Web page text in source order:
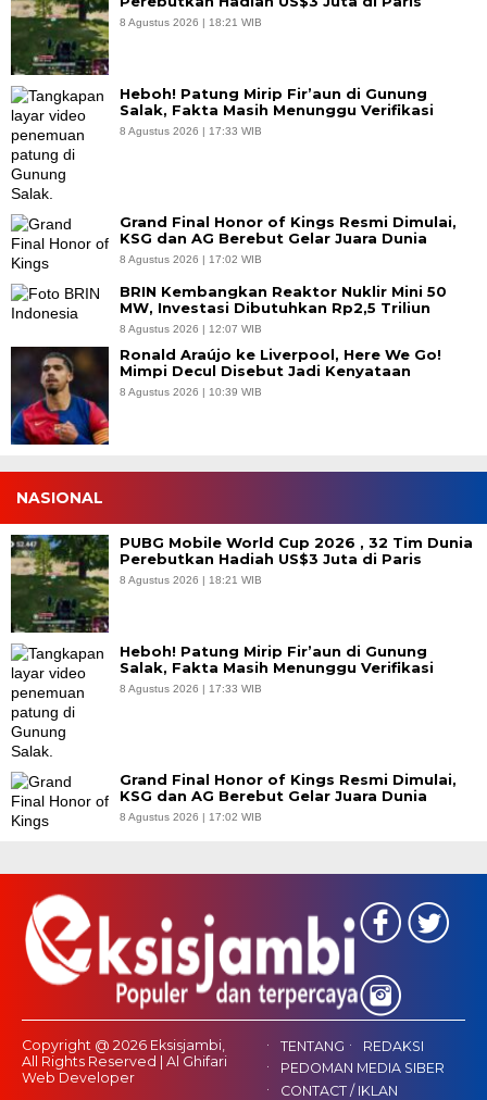
8 Agustus 2026 | 18:21 WIB
Heboh! Patung Mirip Fir’aun di Gunung
Salak, Fakta Masih Menunggu Verifikasi
8 Agustus 2026 | 17:33 WIB
Grand Final Honor of Kings Resmi Dimulai,
KSG dan AG Berebut Gelar Juara Dunia
8 Agustus 2026 | 17:02 WIB
BRIN Kembangkan Reaktor Nuklir Mini 50
MW, Investasi Dibutuhkan Rp2,5 Triliun
8 Agustus 2026 | 12:07 WIB
Ronald Araújo ke Liverpool, Here We Go!
Mimpi Decul Disebut Jadi Kenyataan
8 Agustus 2026 | 10:39 WIB
NASIONAL
PUBG Mobile World Cup 2026 , 32 Tim Dunia
Perebutkan Hadiah US$3 Juta di Paris
8 Agustus 2026 | 18:21 WIB
Heboh! Patung Mirip Fir’aun di Gunung
Salak, Fakta Masih Menunggu Verifikasi
8 Agustus 2026 | 17:33 WIB
Grand Final Honor of Kings Resmi Dimulai,
KSG dan AG Berebut Gelar Juara Dunia
8 Agustus 2026 | 17:02 WIB
Copyright @ 2026 Eksisjambi,
All Rights Reserved | Al Ghifari
Web Developer
TENTANG
REDAKSI
PEDOMAN MEDIA SIBER
CONTACT / IKLAN